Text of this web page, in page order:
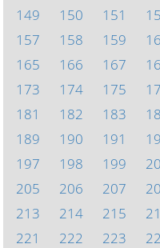
149
150 151
157
158 159
165
166 167
173
174 175
181
182 183
189
190 191
197
198 199
205
206 207
213
214 215
221
222 223